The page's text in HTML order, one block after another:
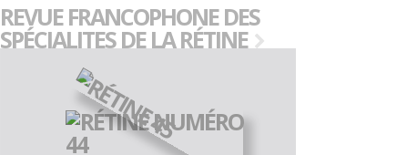
REVUE FRANCOPHONE DES
SPÉCIALITES DE LA RÉTINE